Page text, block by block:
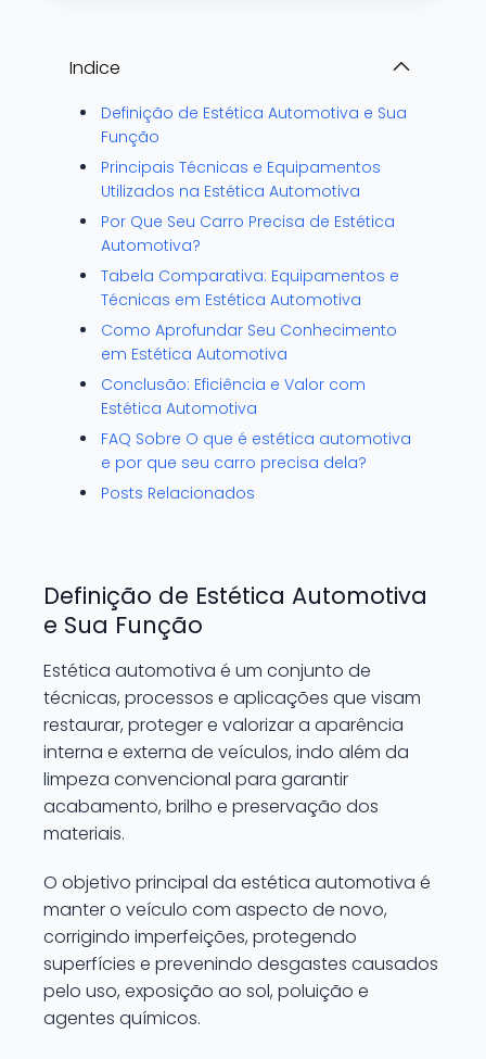
Indice
Definição de Estética Automotiva e Sua
Função
Principais Técnicas e Equipamentos
Utilizados na Estética Automotiva
Por Que Seu Carro Precisa de Estética
Automotiva?
Tabela Comparativa: Equipamentos e
Técnicas em Estética Automotiva
Como Aprofundar Seu Conhecimento
em Estética Automotiva
Conclusão: Eficiência e Valor com
Estética Automotiva
FAQ Sobre O que é estética automotiva
e por que seu carro precisa dela?
Posts Relacionados
Definição de Estética Automotiva
e Sua Função
Estética automotiva é um conjunto de
técnicas, processos e aplicações que visam
restaurar, proteger e valorizar a aparência
interna e externa de veículos, indo além da
limpeza convencional para garantir
acabamento, brilho e preservação dos
materiais.
O objetivo principal da estética automotiva é
manter o veículo com aspecto de novo,
corrigindo imperfeições, protegendo
superfícies e prevenindo desgastes causados
pelo uso, exposição ao sol, poluição e
agentes químicos.